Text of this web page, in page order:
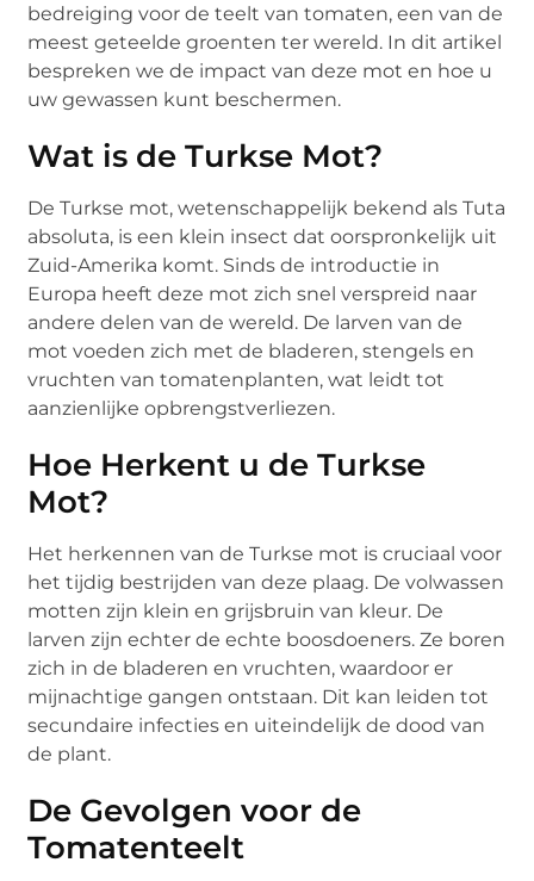
bedreiging voor de teelt van tomaten, een van de
meest geteelde groenten ter wereld. In dit artikel
bespreken we de impact van deze mot en hoe u
uw gewassen kunt beschermen.
Wat is de Turkse Mot?
De Turkse mot, wetenschappelijk bekend als Tuta
absoluta, is een klein insect dat oorspronkelijk uit
Zuid-Amerika komt. Sinds de introductie in
Europa heeft deze mot zich snel verspreid naar
andere delen van de wereld. De larven van de
mot voeden zich met de bladeren, stengels en
vruchten van tomatenplanten, wat leidt tot
aanzienlijke opbrengstverliezen.
Hoe Herkent u de Turkse
Mot?
Het herkennen van de Turkse mot is cruciaal voor
het tijdig bestrijden van deze plaag. De volwassen
motten zijn klein en grijsbruin van kleur. De
larven zijn echter de echte boosdoeners. Ze boren
zich in de bladeren en vruchten, waardoor er
mijnachtige gangen ontstaan. Dit kan leiden tot
secundaire infecties en uiteindelijk de dood van
de plant.
De Gevolgen voor de
Tomatenteelt